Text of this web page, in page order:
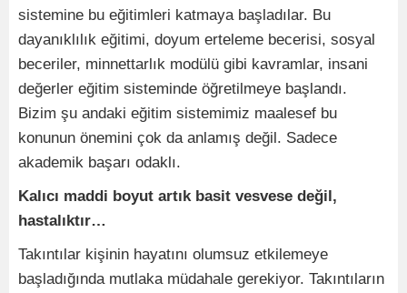
sistemine bu eğitimleri katmaya başladılar. Bu
dayanıklılık eğitimi, doyum erteleme becerisi, sosyal
beceriler, minnettarlık modülü gibi kavramlar, insani
değerler eğitim sisteminde öğretilmeye başlandı.
Bizim şu andaki eğitim sistemimiz maalesef bu
konunun önemini çok da anlamış değil. Sadece
akademik başarı odaklı.
Kalıcı maddi boyut artık basit vesvese değil,
hastalıktır…
Takıntılar kişinin hayatını olumsuz etkilemeye
başladığında mutlaka müdahale gerekiyor. Takıntıların